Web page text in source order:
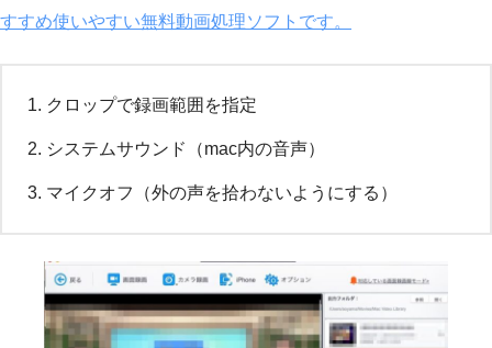
すすめ使いやすい無料動画処理ソフトです。
クロップで録画範囲を指定
システムサウンド（mac内の音声）
マイクオフ（外の声を拾わないようにする）